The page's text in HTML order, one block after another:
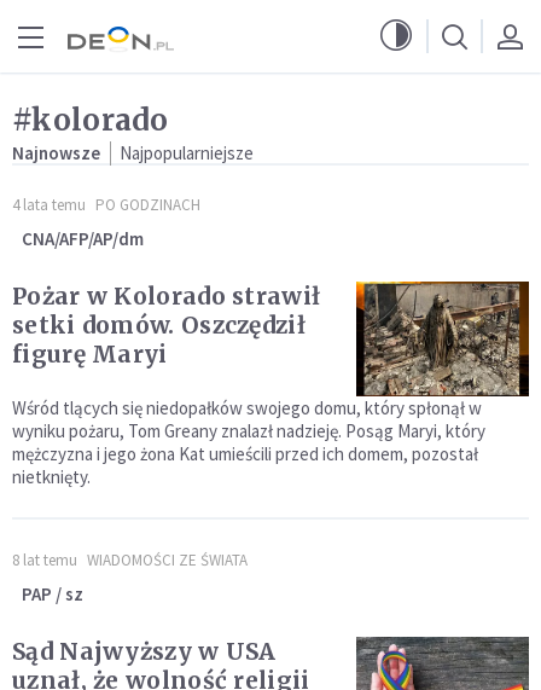
#kolorado
Najnowsze Najpopularniejsze
4 lata temu PO GODZINACH
CNA/AFP/AP/dm
Pożar w Kolorado strawił
setki domów. Oszczędził
figurę Maryi
Wśród tlących się niedopałków swojego domu, który spłonął w
wyniku pożaru, Tom Greany znalazł nadzieję. Posąg Maryi, który
mężczyzna i jego żona Kat umieścili przed ich domem, pozostał
nietknięty.
8 lat temu WIADOMOŚCI ZE ŚWIATA
PAP / sz
Sąd Najwyższy w USA
uznał, że wolność religii